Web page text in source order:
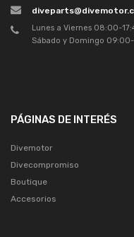
Lunes a Viernes 08:00-
Sábado y Domingo
PÁGINAS DE INTERÉS
Divemotor
Divecompromiso
Boutique
Accesorios